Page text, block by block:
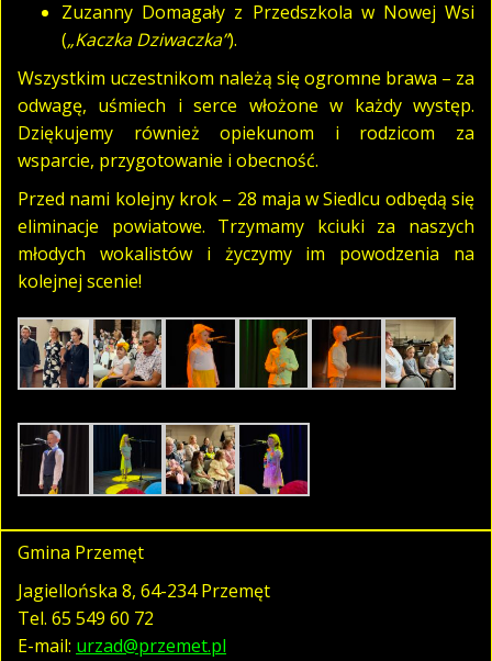
Zuzanny Domagały z Przedszkola w Nowej Wsi
(„Kaczka Dziwaczka”).
Wszystkim uczestnikom należą się ogromne brawa – za
odwagę, uśmiech i serce włożone w każdy występ.
Dziękujemy również opiekunom i rodzicom za
wsparcie, przygotowanie i obecność.
Przed nami kolejny krok – 28 maja w Siedlcu odbędą się
eliminacje powiatowe. Trzymamy kciuki za naszych
młodych wokalistów i życzymy im powodzenia na
kolejnej scenie!
Gmina Przemęt
Jagiellońska 8, 64-234 Przemęt
Tel. 65 549 60 72
E-mail: urzad@przemet.pl